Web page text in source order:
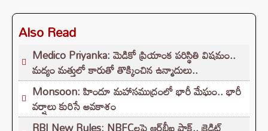
Also Read
Medico Priyanka: మెడికో ప్రియాంక పరిస్థితి విషమం..
మద్యం మత్తులో కారుతో తొక్కించిన ఉన్మాదులు..
Monsoon: హిందూ మహాసముద్రంలో భారీ మేఘం.. భారీ
వర్షాలు కురిసే అవకాశం